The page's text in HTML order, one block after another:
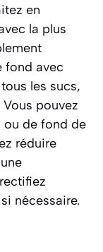
en
la plus
fond avec
les sucs,
pouvez
ou de fond de
réduire
nécessaire.